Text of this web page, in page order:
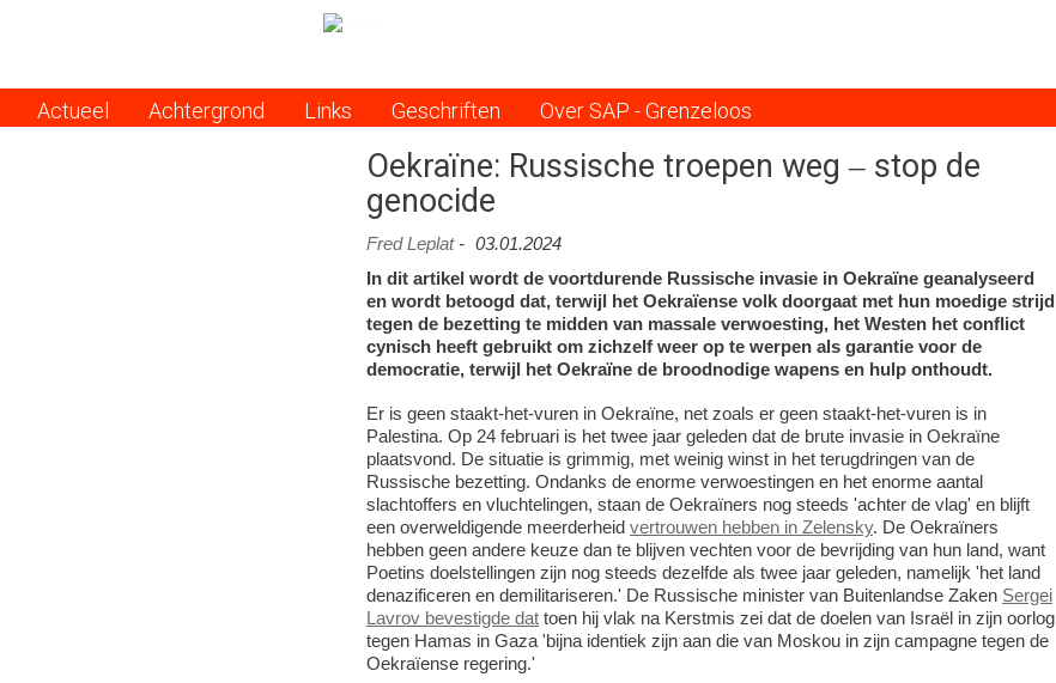
de
MenuActueel Achtergrond Links Geschriften Over SAP - Grenzeloos
Oekraïne: Russische troepen weg ‒ stop de
genocide
Fred Leplat- 03.01.2024
In dit artikel wordt de voortdurende Russische invasie in Oekraïne geanalyseerd
en wordt betoogd dat, terwijl het Oekraïense volk doorgaat met hun moedige strijd
tegen de bezetting te midden van massale verwoesting, het Westen het conflict
cynisch heeft gebruikt om zichzelf weer op te werpen als garantie voor de
democratie, terwijl het Oekraïne de broodnodige wapens en hulp onthoudt.
Er is geen staakt-het-vuren in Oekraïne, net zoals er geen staakt-het-vuren is in
Palestina. Op 24 februari is het twee jaar geleden dat de brute invasie in Oekraïne
plaatsvond. De situatie is grimmig, met weinig winst in het terugdringen van de
Russische bezetting. Ondanks de enorme verwoestingen en het enorme aantal
slachtoffers en vluchtelingen, staan de Oekraïners nog steeds 'achter de vlag' en blijft
een overweldigende meerderheid vertrouwen hebben in Zelensky. De Oekraïners
hebben geen andere keuze dan te blijven vechten voor de bevrijding van hun land, want
Poetins doelstellingen zijn nog steeds dezelfde als twee jaar geleden, namelijk 'het land
denazificeren en demilitariseren.' De Russische minister van Buitenlandse Zaken Sergei
Lavrov bevestigde dattoen hij vlak na Kerstmis zei dat de doelen van Israël in zijn oorlog
tegen Hamas in Gaza 'bijna identiek zijn aan die van Moskou in zijn campagne tegen de
Oekraïense regering.'